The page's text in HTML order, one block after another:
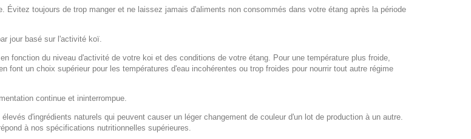
toujours de trop manger et ne laissez jamais d'aliments non consommés dans votre étang après la période
jour basé sur l'activité koï.
fonction du niveau d'activité de votre koi et des conditions de votre étang. Pour une température plus froide,
un choix supérieur pour les températures d'eau incohérentes ou trop froides pour nourrir tout autre régime
continue et ininterrompue.
d'ingrédients naturels qui peuvent causer un léger changement de couleur d'un lot de production à un autre.
à nos spécifications nutritionnelles supérieures.